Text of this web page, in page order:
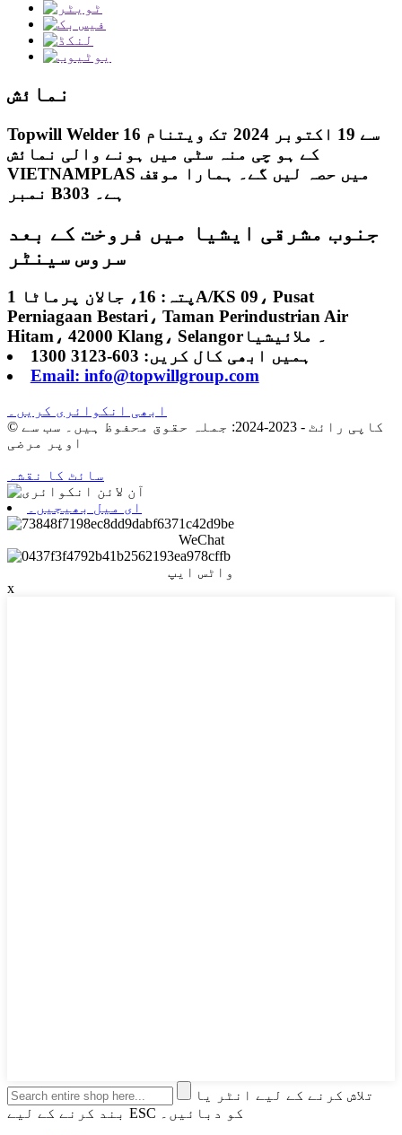
نمائش
Topwill Welder 16 سے 19 اکتوبر 2024 تک ویتنام
کے ہو چی منہ سٹی میں ہونے والی نمائش
VIETNAMPLAS میں حصہ لیں گے۔ ہمارا موقف
نمبر B303 ہے۔
جنوب مشرقی ایشیا میں فروخت کے بعد
سروس سینٹر
پتہ: 16، جالان پرماٹا 1A/KS 09، Pusat
Perniagaan Bestari، Taman Perindustrian Air
Hitam، 42000 Klang، Selangor۔ ملائیشیا
ہمیں ابھی کال کریں: 603-3123 1300
Email: info@topwillgroup.com
ابھی انکوائری کریں۔
© کاپی رائٹ - 2023-2024: جملہ حقوق محفوظ ہیں۔ سب سے
اوپر مرضی
سائٹ کا نقشہ
ای میل بھیجیں۔
WeChat
واٹس ایپ
x
تلاش کرنے کے لیے انٹر یا
بند کرنے کے لیے ESC کو دبائیں۔